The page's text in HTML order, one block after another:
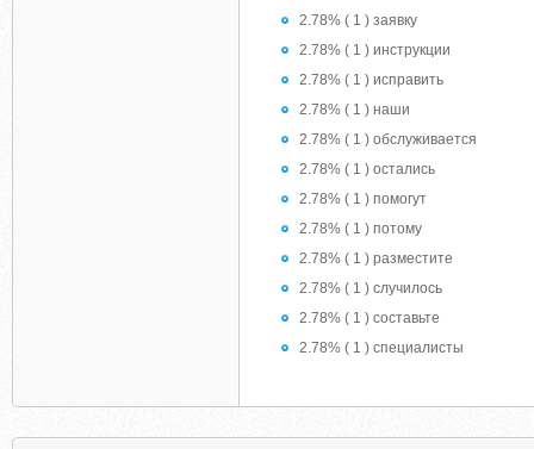
2.78% ( 1 ) заявку
2.78% ( 1 ) инструкции
2.78% ( 1 ) исправить
2.78% ( 1 ) наши
2.78% ( 1 ) обслуживается
2.78% ( 1 ) остались
2.78% ( 1 ) помогут
2.78% ( 1 ) потому
2.78% ( 1 ) разместите
2.78% ( 1 ) случилось
2.78% ( 1 ) составьте
2.78% ( 1 ) специалисты